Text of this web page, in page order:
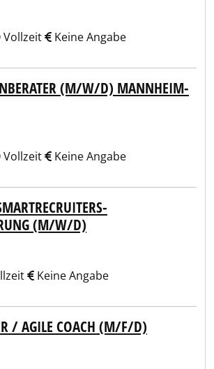
Vollzeit Keine Angabe
(M/W/D) MANNHEIM-
Vollzeit Keine Angabe
(M/W/D)
Keine Angabe
/ AGILE COACH (M/F/D)